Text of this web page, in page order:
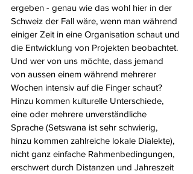
ergeben - genau wie das wohl hier in der
Schweiz der Fall wäre, wenn man während
einiger Zeit in eine Organisation schaut und
die Entwicklung von Projekten beobachtet.
Und wer von uns möchte, dass jemand
von aussen einem während mehrerer
Wochen intensiv auf die Finger schaut?
Hinzu kommen kulturelle Unterschiede,
eine oder mehrere unverständliche
Sprache (Setswana ist sehr schwierig,
hinzu kommen zahlreiche lokale Dialekte),
nicht ganz einfache Rahmenbedingungen,
erschwert durch Distanzen und Jahreszeit